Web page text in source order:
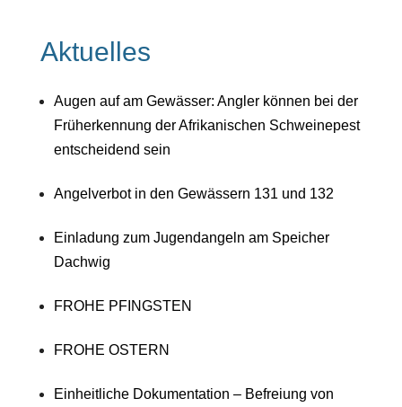
Aktuelles
Augen auf am Gewässer: Angler können bei der
Früherkennung der Afrikanischen Schweinepest
entscheidend sein
Angelverbot in den Gewässern 131 und 132
Einladung zum Jugendangeln am Speicher
Dachwig
FROHE PFINGSTEN
FROHE OSTERN
Einheitliche Dokumentation – Befreiung von